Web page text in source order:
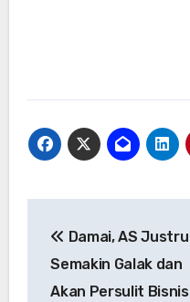
pos
Damai, AS Justru
Semakin Galak dan
Akan Persulit Bisnis